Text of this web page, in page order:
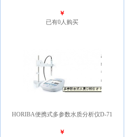
￥
已有0人购买
HORIBA便携式多参数水质分析仪D-71
￥